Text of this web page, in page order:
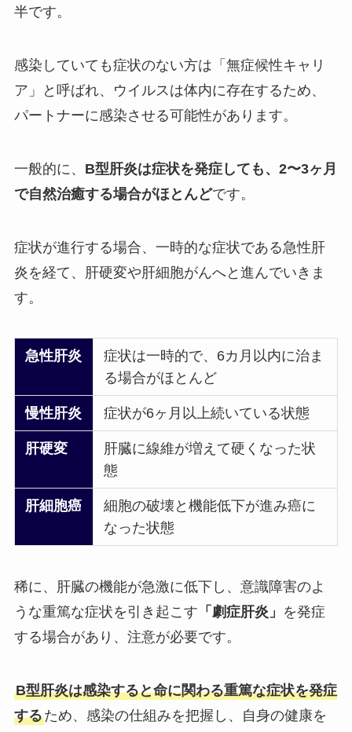
半です。
感染していても症状のない方は「無症候性キャリ
ア」と呼ばれ、ウイルスは体内に存在するため、
パートナーに感染させる可能性があります。
一般的に、 B型肝炎は症状を発症しても、2〜3ヶ月
で自然治癒する場合がほとんどです。
症状が進行する場合、一時的な症状である急性肝
炎を経て、肝硬変や肝細胞がんへと進んでいきま
す。
急性肝炎
症状は一時的で、6カ月以内に治ま
る場合がほとんど
慢性肝炎 症状が6ヶ月以上続いている状態
肝硬変
肝臓に線維が増えて硬くなった状
態
肝細胞癌
細胞の破壊と機能低下が進み癌に
なった状態
稀に、肝臓の機能が急激に低下し、意識障害のよ
うな重篤な症状を引き起こす 「劇症肝炎」 を発症
する場合があり、注意が必要です。
B型肝炎は感染すると命に関わる重篤な症状を発症
するため、感染の仕組みを把握し、自身の健康を